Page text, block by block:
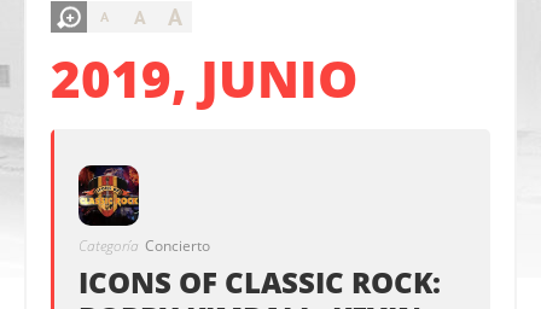
A A A
2019, JUNIO
Categoría Concierto
ICONS OF CLASSIC ROCK: